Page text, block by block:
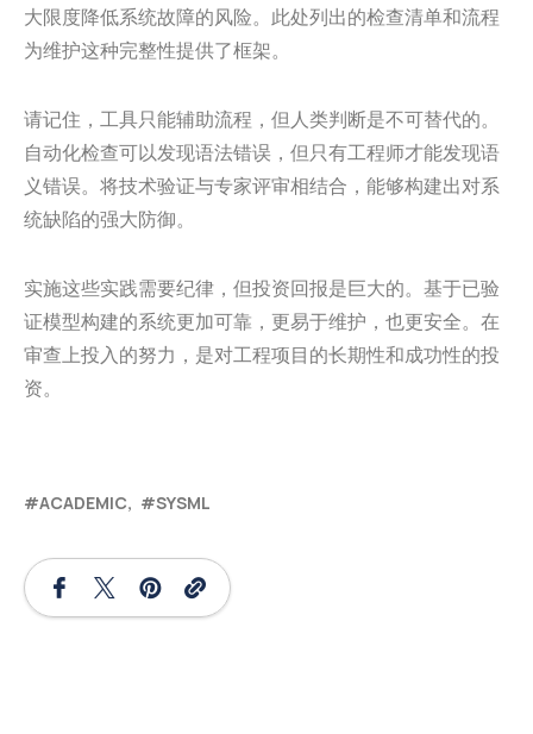
大限度降低系统故障的风险。此处列出的检查清单和流程
为维护这种完整性提供了框架。
请记住，工具只能辅助流程，但人类判断是不可替代的。
自动化检查可以发现语法错误，但只有工程师才能发现语
义错误。将技术验证与专家评审相结合，能够构建出对系
统缺陷的强大防御。
实施这些实践需要纪律，但投资回报是巨大的。基于已验
证模型构建的系统更加可靠，更易于维护，也更安全。在
审查上投入的努力，是对工程项目的长期性和成功性的投
资。
ACADEMIC SYSML